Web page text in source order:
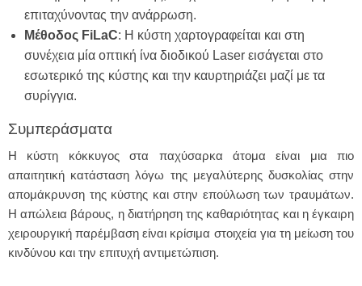
επιταχύνοντας την ανάρρωση.
Μέθοδος FiLaC: Η κύστη χαρτογραφείται και στη
συνέχεια μία οπτική ίνα διοδικού Laser εισάγεται στο
εσωτερικό της κύστης και την καυρτηριάζει μαζί με τα
συρίγγια.
Συμπεράσματα
Η κύστη κόκκυγος στα παχύσαρκα άτομα είναι μια πιο
απαιτητική κατάσταση λόγω της μεγαλύτερης δυσκολίας στην
απομάκρυνση της κύστης και στην επούλωση των τραυμάτων.
Η απώλεια βάρους, η διατήρηση της καθαριότητας και η έγκαιρη
χειρουργική παρέμβαση είναι κρίσιμα στοιχεία για τη μείωση του
κινδύνου και την επιτυχή αντιμετώπιση.